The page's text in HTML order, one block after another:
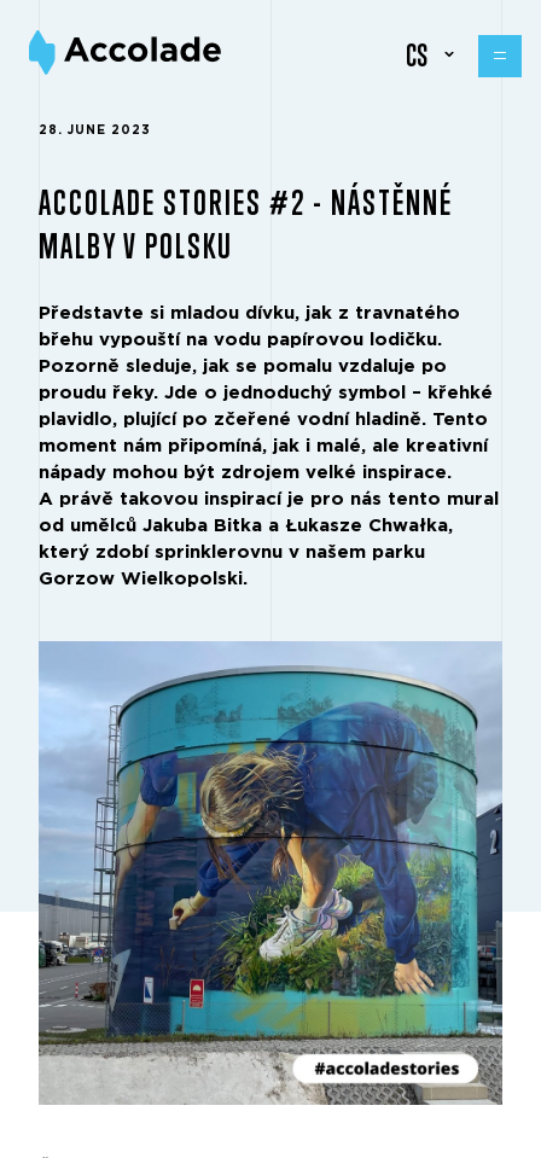
CS
28. JUNE 2023
ACCOLADE STORIES #2 - NÁSTĚNNÉ
MALBY V POLSKU
Představte si mladou dívku, jak z travnatého
břehu vypouští na vodu papírovou lodičku.
Pozorně sleduje, jak se pomalu vzdaluje po
proudu řeky. Jde o jednoduchý symbol – křehké
plavidlo, plující po zčeřené vodní hladině. Tento
moment nám připomíná, jak i malé, ale kreativní
nápady mohou být zdrojem velké inspirace.
A právě takovou inspirací je pro nás tento mural
od umělců Jakuba Bitka a Łukasze Chwałka,
který zdobí sprinklerovnu v našem parku
Gorzow Wielkopolski.